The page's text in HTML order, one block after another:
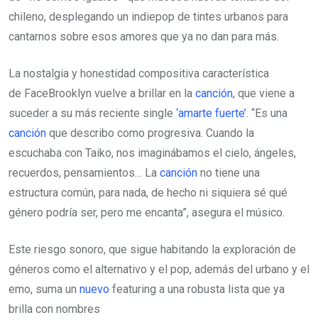
chileno, desplegando un indiepop de tintes urbanos para
cantarnos sobre esos amores que ya no dan para más.
La nostalgia y honestidad compositiva característica
de FaceBrooklyn vuelve a brillar en la canción, que viene a
suceder a su más reciente single ‘amarte fuerte’. “Es una
canción que describo como progresiva. Cuando la
escuchaba con Taiko, nos imaginábamos el cielo, ángeles,
recuerdos, pensamientos… La canción no tiene una
estructura común, para nada, de hecho ni siquiera sé qué
género podría ser, pero me encanta”, asegura el músico.
Este riesgo sonoro, que sigue habitando la exploración de
géneros como el alternativo y el pop, además del urbano y el
emo, suma un nuevo featuring a una robusta lista que ya
brilla con nombres